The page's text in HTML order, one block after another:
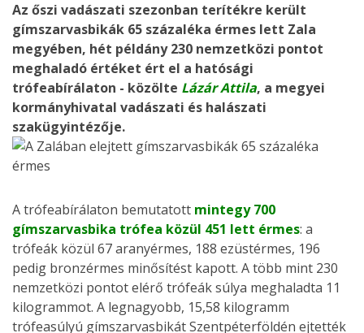
Az őszi vadászati szezonban terítékre került
gímszarvasbikák 65 százaléka érmes lett Zala
megyében, hét példány 230 nemzetközi pontot
meghaladó értéket ért el a hatósági
trófeabírálaton - közölte Lázár Attila, a megyei
kormányhivatal vadászati és halászati
szakügyintézője.
A trófeabírálaton bemutatott mintegy 700
gímszarvasbika trófea közül 451 lett érmes: a
trófeák közül 67 aranyérmes, 188 ezüstérmes, 196
pedig bronzérmes minősítést kapott. A több mint 230
nemzetközi pontot elérő trófeák súlya meghaladta 11
kilogrammot. A legnagyobb, 15,58 kilogramm
trófeasúlyú gímszarvasbikát Szentpéterföldén ejtették